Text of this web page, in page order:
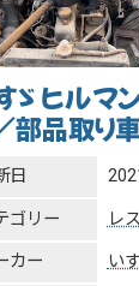
ゞ ヒルマ
部品取り
日
ゴリー レ
カー い